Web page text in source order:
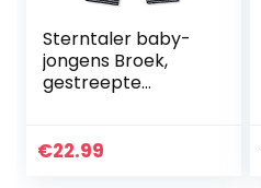
Sterntaler baby-
jongens Broek,
gestreepte
€22.99